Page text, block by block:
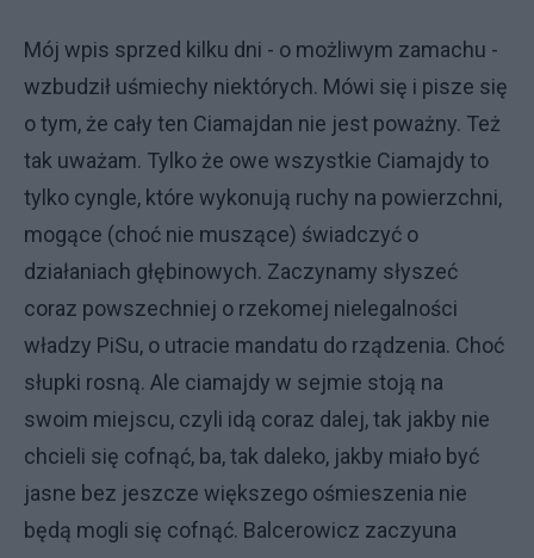
Mój wpis sprzed kilku dni - o możliwym zamachu -
wzbudził uśmiechy niektórych. Mówi się i pisze się
o tym, że cały ten Ciamajdan nie jest poważny. Też
tak uważam. Tylko że owe wszystkie Ciamajdy to
tylko cyngle, które wykonują ruchy na powierzchni,
mogące (choć nie muszące) świadczyć o
działaniach głębinowych. Zaczynamy słyszeć
coraz powszechniej o rzekomej nielegalności
władzy PiSu, o utracie mandatu do rządzenia. Choć
słupki rosną. Ale ciamajdy w sejmie stoją na
swoim miejscu, czyli idą coraz dalej, tak jakby nie
chcieli się cofnąć, ba, tak daleko, jakby miało być
jasne bez jeszcze większego ośmieszenia nie
będą mogli się cofnąć. Balcerowicz zaczyuna